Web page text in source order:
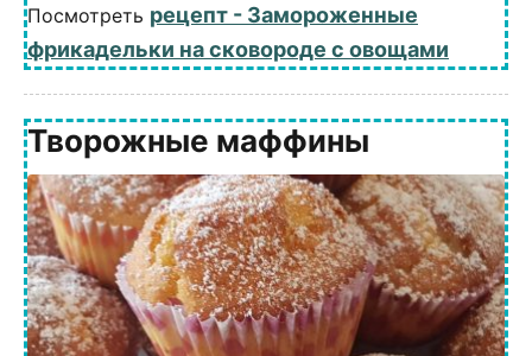
Посмотреть рецепт - Замороженные
фрикадельки на сковороде с овощами
Творожные маффины